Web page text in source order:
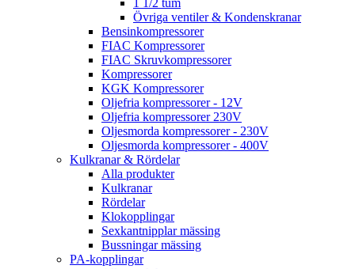
1 1/2 tum
Övriga ventiler & Kondenskranar
Bensinkompressorer
FIAC Kompressorer
FIAC Skruvkompressorer
Kompressorer
KGK Kompressorer
Oljefria kompressorer - 12V
Oljefria kompressorer 230V
Oljesmorda kompressorer - 230V
Oljesmorda kompressorer - 400V
Kulkranar & Rördelar
Alla produkter
Kulkranar
Rördelar
Klokopplingar
Sexkantnipplar mässing
Bussningar mässing
PA-kopplingar